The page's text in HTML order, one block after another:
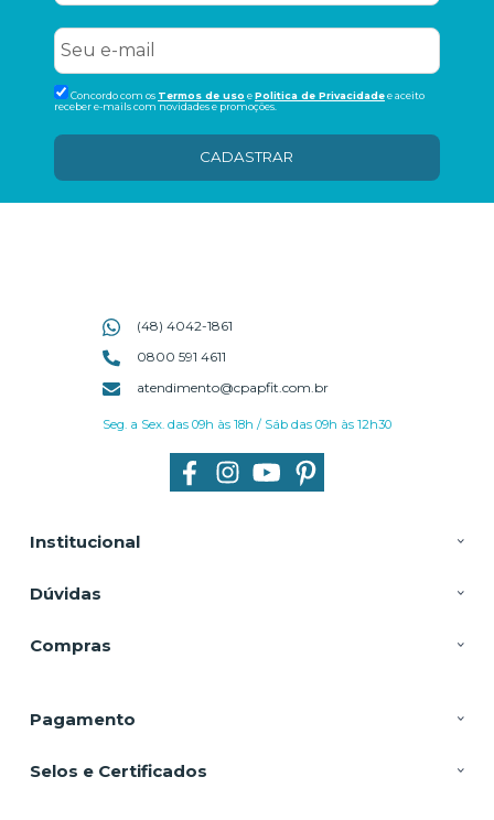
Concordo com os Termos de uso ePolitica de Privacidadee aceito
receber e-mails com novidades e promoções.
CADASTRAR
Institucional
Dúvidas
Compras
(48) 4042-1861
0800 591 4611
atendimento@cpapfit.com.br
Seg. a Sex. das 09h às 18h / Sáb das 09h às 12h30
Pagamento
Selos e Certificados